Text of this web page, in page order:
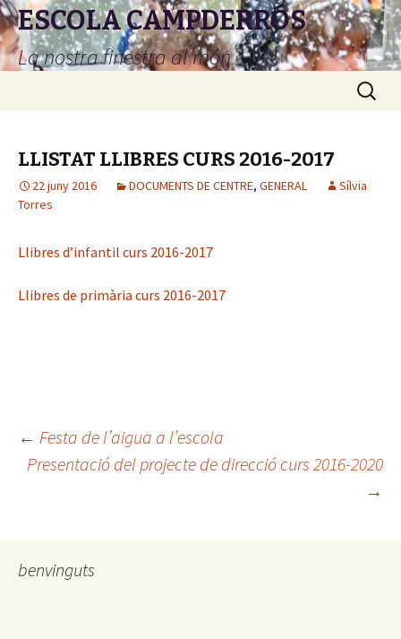
ESCOLA CAMPDERRÓS
La nostra finestra al món
Cerca:
LLISTAT LLIBRES CURS 2016-2017
22 juny 2016 DOCUMENTS DE CENTRE, GENERAL
Sílvia
Torres
Llibres d’infantil curs 2016-2017
Llibres de primària curs 2016-2017
Navegació
articles
← Festa de l’aigua a l’escola
Presentació del projecte de direcció curs 2016-2020
→
benvinguts